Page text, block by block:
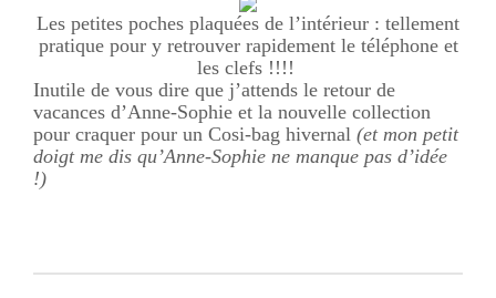
Les petites poches plaquées de l’intérieur : tellement
pratique pour y retrouver rapidement le téléphone et
les clefs !!!!
Inutile de vous dire que j’attends le retour de
vacances d’Anne-Sophie et la nouvelle collection
pour craquer pour un Cosi-bag hivernal (et mon petit
doigt me dis qu’Anne-Sophie ne manque pas d’idée
!)